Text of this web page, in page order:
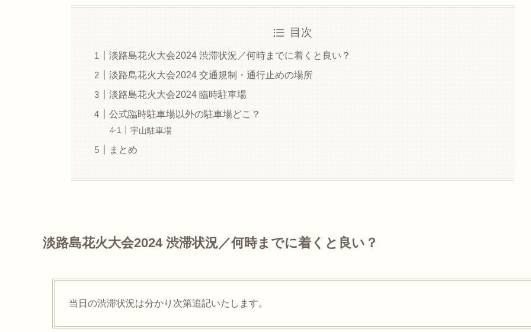
目次
淡路島花火大会2024 渋滞状況／何時までに着くと良い？
淡路島花火大会2024 交通規制・通行止めの場所
淡路島花火大会2024 臨時駐車場
公式臨時駐車場以外の駐車場どこ？
宇山駐車場
まとめ
淡路島花火大会2024 渋滞状況／何時までに着くと良い？
当日の渋滞状況は分かり次第追記いたします。